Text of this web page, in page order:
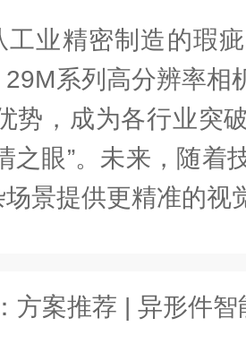
精密制造的瑕疵
系列高分辨率相
势，成为各行业突
之眼”。未来，随着
景提供更精准的视
方案推荐 | 异形件智能贴